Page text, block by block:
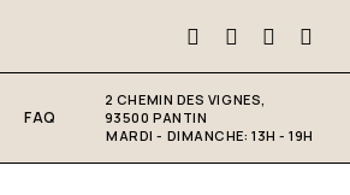
FAQ
2 CHEMIN DES VIGNES,
93500 PANTIN
MARDI - DIMANCHE: 13H - 19H